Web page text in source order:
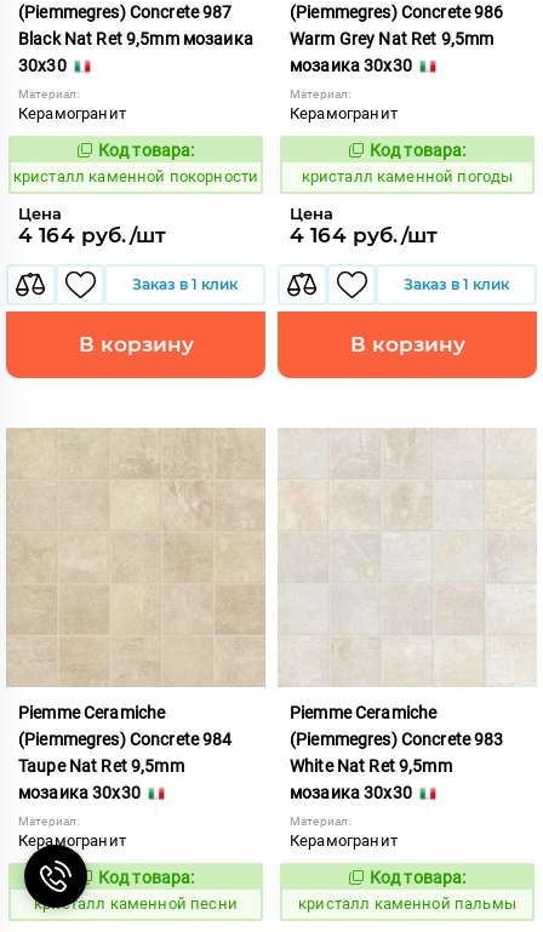
(Piemmegres) Concrete 987
Black Nat Ret 9,5mm мозаика
30x30
Материал:
Керамогранит
817197
Код товара:
кристалл каменной покорности
Цена
4 164 руб./шт
Заказ в 1 клик
В корзину
(Piemmegres) Concrete 986
Warm Grey Nat Ret 9,5mm
мозаика 30x30
Материал:
Керамогранит
817196
Код товара:
кристалл каменной погоды
Цена
4 164 руб./шт
Заказ в 1 клик
В корзину
Piemme Ceramiche
(Piemmegres) Concrete 984
Taupe Nat Ret 9,5mm
мозаика 30x30
Материал:
Керамогранит
817194
Код товара:
кристалл каменной песни
Piemme Ceramiche
(Piemmegres) Concrete 983
White Nat Ret 9,5mm
мозаика 30x30
Материал:
Керамогранит
817192
Код товара:
кристалл каменной пальмы